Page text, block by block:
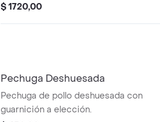
$ 1720,00
Pechuga Deshuesada
Pechuga de pollo deshuesada con
guarnición a elección.